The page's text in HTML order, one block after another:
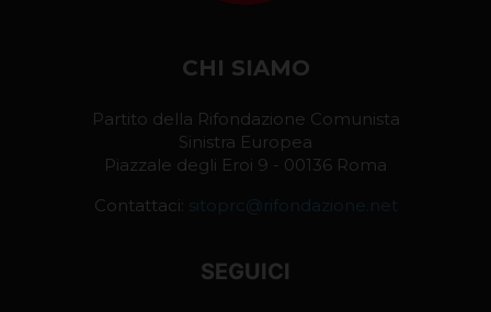
CHI SIAMO
Partito della Rifondazione Comunista
Sinistra Europea
Piazzale degli Eroi 9 - 00136 Roma
Contattaci: sitoprc@rifondazione.net
SEGUICI